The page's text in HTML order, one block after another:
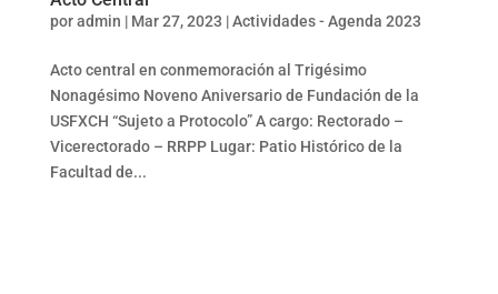
poradmin | Mar 27, 2023 |Actividades - Agenda 2023
Acto central en conmemoración al Trigésimo
Nonagésimo Noveno Aniversario de Fundación de la
USFXCH “Sujeto a Protocolo” A cargo: Rectorado –
Vicerectorado – RRPP Lugar: Patio Histórico de la
Facultad de...